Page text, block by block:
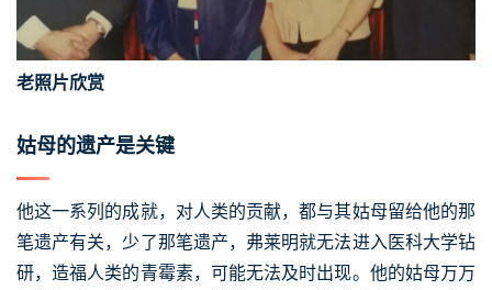
老照片欣赏
姑母的遗产是关键
他这一系列的成就，对人类的贡献，都与其姑母留给他的那
笔遗产有关，少了那笔遗产，弗莱明就无法进入医科大学钻
研，造福人类的青霉素，可能无法及时出现。他的姑母万万